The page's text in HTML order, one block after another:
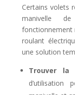
Certains volets
manivelle
fonctionnement
roulant
une solution
Trouver la
d’utilisation